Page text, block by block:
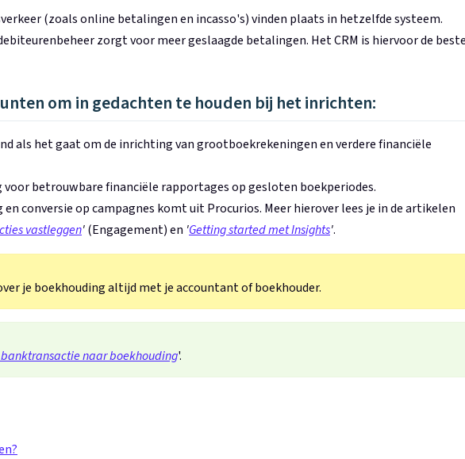
(zoals online betalingen en incasso's) vinden plaats in hetzelfde systeem.
zorgt voor meer geslaagde betalingen. Het CRM is hiervoor de
om in gedachten te houden bij het inrichten:
als het gaat om de inrichting van grootboekrekeningen en verdere financiële
voor betrouwbare financiële rapportages op gesloten boekperiodes.
conversie op campagnes komt uit Procurios. Meer hierover lees je in de artikelen
vastleggen'(Engagement) en 'Getting started met Insights'.
je boekhouding altijd met je accountant of boekhouder.
banktransactie naar boekhouding'.